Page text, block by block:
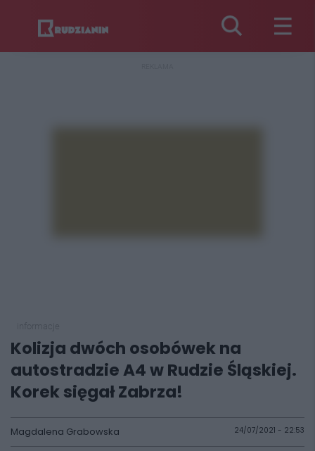
Kolizja dwóch osobówek na
autostradzie A4 w Rudzie Śląskiej.
Korek sięgał Zabrza!
Magdalena Grabowska 24/07/2021 - 22:53